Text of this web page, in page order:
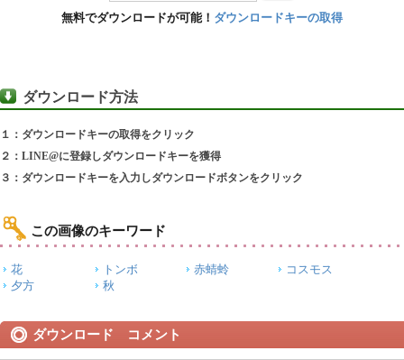
無料でダウンロードが可能！ ダウンロードキーの取得
ダウンロード方法
１：ダウンロードキーの取得をクリック
２：LINE@に登録しダウンロードキーを獲得
３：ダウンロードキーを入力しダウンロードボタンをクリック
この画像のキーワード
花 トンボ 赤蜻蛉
コスモス
夕方
秋
ダウンロード コメント